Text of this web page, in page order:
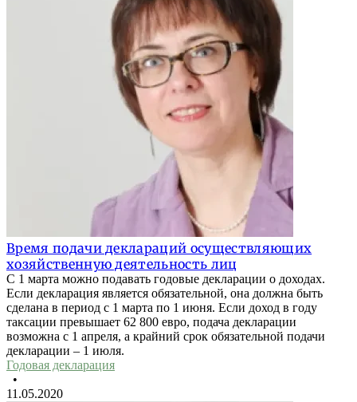
Время подачи деклараций осуществляющих
хозяйственную деятельность лиц
С 1 марта можно подавать годовые декларации о доходах.
Если декларация является обязательной, она должна быть
сделана в период с 1 марта по 1 июня. Если доход в году
таксации превышает 62 800 евро, подача декларации
возможна с 1 апреля, а крайний срок обязательной подачи
декларации – 1 июля.
Годовая декларация
•
11.05.2020